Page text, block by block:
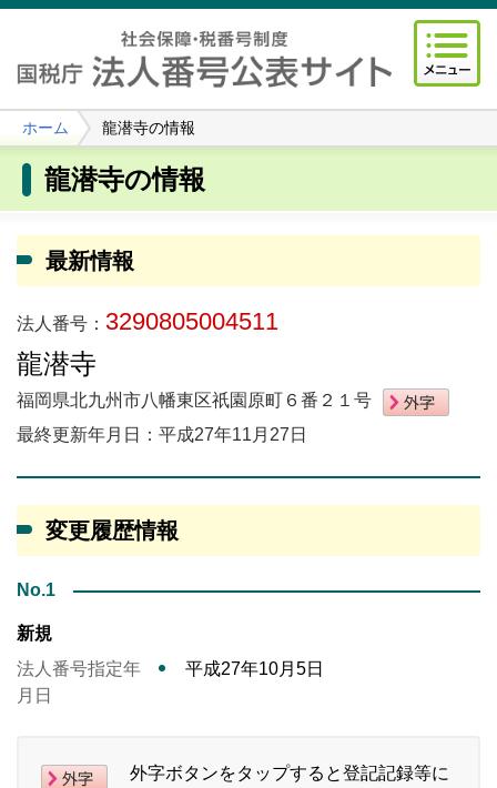
ホーム 龍潜寺の情報
龍潜寺の情報
最新情報
法人番号： 3290805004511
龍潜寺
福岡県北九州市八幡東区祇園原町６番２１号
最終更新年月日：平成27年11月27日
変更履歴情報
No.1
新規
法人番号指定年
月日
平成27年10月5日
外字ボタンをタップすると登記記録等に